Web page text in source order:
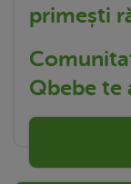
primești
Qbebe te